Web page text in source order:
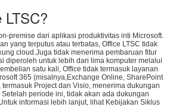
premise dari aplikasi produktivitas inti Microsoft.
yang terputus atau terbatas, Office LTSC tidak
cloud.Juga tidak menerima pembaruan fitur
diperoleh untuk lebih dari lima komputer melalui
satu kali, Office tidak termasuk layanan
365 (misalnya,Exchange Online, SharePoint
termasuk Project dan Visio, menerima dukungan
periode ini, tidak akan ada dukungan
informasi lebih lanjut, lihat Kebijakan Siklus